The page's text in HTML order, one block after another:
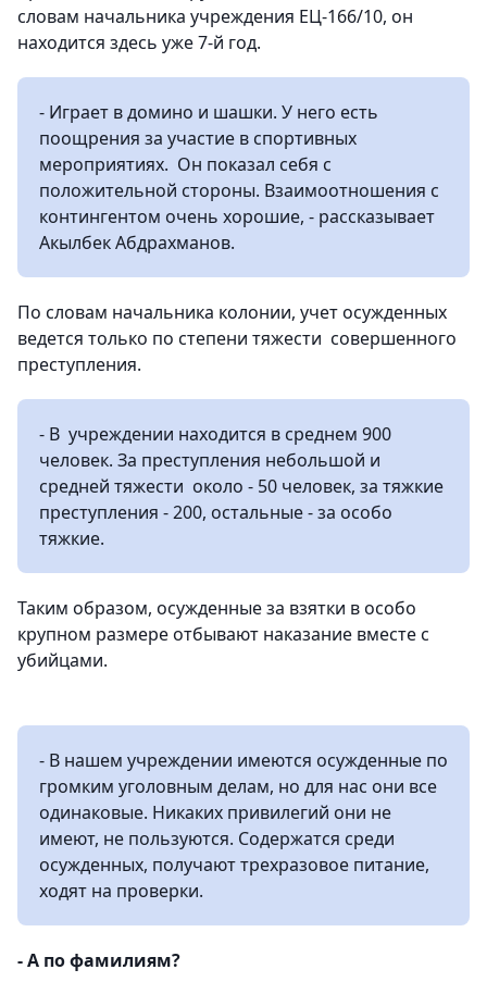
словам начальника учреждения ЕЦ-166/10, он
находится здесь уже 7-й год.
- Играет в домино и шашки. У него есть
поощрения за участие в спортивных
мероприятиях. Он показал себя с
положительной стороны. Взаимоотношения с
контингентом очень хорошие, - рассказывает
Акылбек Абдрахманов.
По словам начальника колонии, учет осужденных
ведется только по степени тяжести совершенного
преступления.
- В учреждении находится в среднем 900
человек. За преступления небольшой и
средней тяжести около - 50 человек, за тяжкие
преступления - 200, остальные - за особо
тяжкие.
Таким образом, осужденные за взятки в особо
крупном размере отбывают наказание вместе с
убийцами.
- В нашем учреждении имеются осужденные по
громким уголовным делам, но для нас они все
одинаковые. Никаких привилегий они не
имеют, не пользуются. Содержатся среди
осужденных, получают трехразовое питание,
ходят на проверки.
- А по фамилиям?